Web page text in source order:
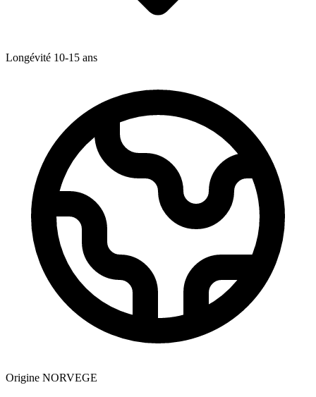
Longévité 10-15 ans
Origine NORVEGE